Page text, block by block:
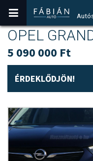
OPEL
5 090 000 Ft
ÉRDEKLŐDJÖN!